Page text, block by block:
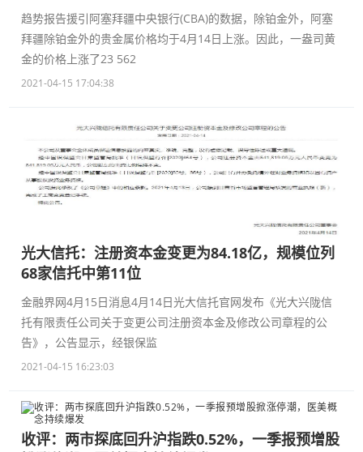
趋势报告援引阿塞拜疆中央银行(CBA)的数据，除铂金外，阿塞
拜疆除铂金外的贵金属价格均于4月14日上涨。因此，一盎司黄
金的价格上涨了23 562
2021-04-15 17:04:38
光大信托：注册资本金变更为84.18亿，规模位列
68家信托中第11位
金融界网4月15日消息4月14日光大信托官网发布《光大兴陇信
托有限责任公司关于变更公司注册资本金及修改公司章程的公
告》，公告显示，经银保监
2021-04-15 16:23:03
收评：两市探底回升沪指跌0.52%，一季报预增股